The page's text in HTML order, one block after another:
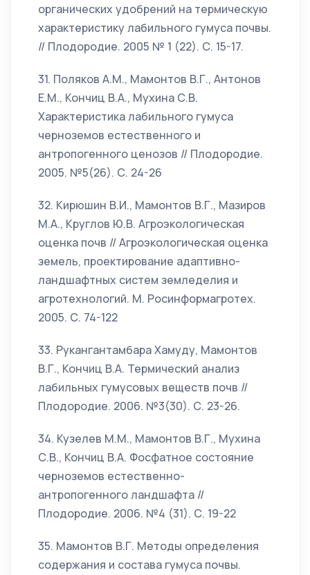
органических удобрений на термическую
характеристику лабильного гумуса почвы.
// Плодородие. 2005 № 1 (22). С. 15-17.
31. Поляков А.М., Мамонтов В.Г., Антонов
Е.М., Кончиц В.А., Мухина С.В.
Характеристика лабильного гумуса
черноземов естественного и
антропогенного ценозов // Плодородие.
2005. №5(26). С. 24-26
32. Кирюшин В.И., Мамонтов В.Г., Мазиров
М.А., Круглов Ю.В. Агроэкологическая
оценка почв // Агроэкологическая оценка
земель, проектирование адаптивно-
ландшафтных систем земледелия и
агротехнологий. М. Росинформагротех.
2005. С. 74-122
33. Рукангантамбара Хамуду, Мамонтов
В.Г., Кончиц В.А. Термический анализ
лабильных гумусовых веществ почв //
Плодородие. 2006. №3(30). С. 23-26.
34. Кузелев М.М., Мамонтов В.Г., Мухина
С.В., Кончиц В.А. Фосфатное состояние
черноземов естественно-
антропогенного ландшафта //
Плодородие. 2006. №4 (31). С. 19-22
35. Мамонтов В.Г. Методы определения
содержания и состава гумуса почвы.